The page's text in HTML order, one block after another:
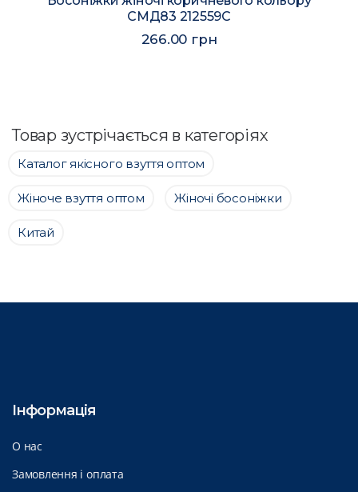
СМД83 212559C
266.00 грн
Товар зустрічається в категоріях
Каталог якісного взуття оптом
Жіноче взуття оптом Жіночі босоніжки
Китай
Інформація
О нас
Замовлення і оплата